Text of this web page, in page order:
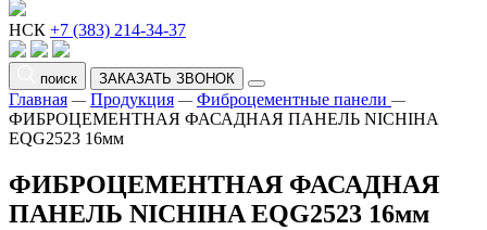
НСК +7 (383) 214-34-37
поиск ЗАКАЗАТЬ ЗВОНОК
Главная — Продукция — Фиброцементные панели —
ФИБРОЦЕМЕНТНАЯ ФАСАДНАЯ ПАНЕЛЬ NICHIHA
EQG2523 16мм
ФИБРОЦЕМЕНТНАЯ ФАСАДНАЯ
ПАНЕЛЬ NICHIHA EQG2523 16мм